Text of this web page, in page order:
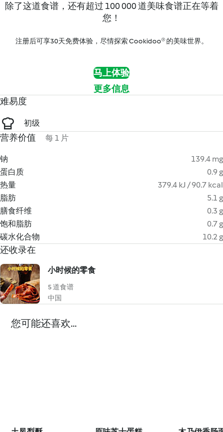
除了这道食谱，还有超过 100 000 道美味食谱正在等着
您！
注册后可享30天免费体验，尽情探索 Cookidoo® 的美味世界。
马上体验
更多信息
难易度
初级
营养价值 每 1 片
钠
139.4 mg
蛋白质
0.9 g
热量
379.4 kJ / 90.7 kcal
脂肪
5.1 g
膳食纤维
0.3 g
饱和脂肪
0.7 g
碳水化合物
10.2 g
还收录在
小时候的零食
5 道食谱
中国
您可能还喜欢...